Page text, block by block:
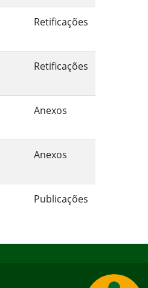
Retificações
Retificações
Anexos
Anexos
Publicações